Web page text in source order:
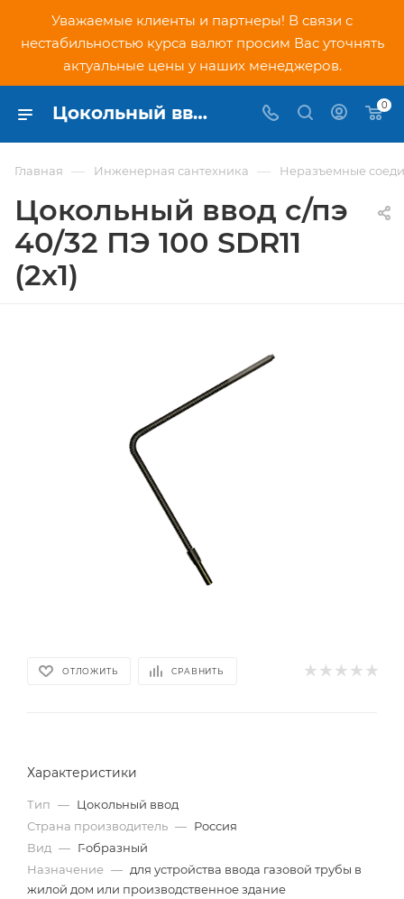
Уважаемые клиенты и партнеры! В связи с
нестабильностью курса валют просим Вас уточнять
актуальные цены у наших менеджеров.
Цокольный ввод с/пэ 40/32 ПЭ 100 SDR11 (2х1) - купить по низкой цене в Москве, интернет-магазин PNDtech.ru 0
Главная — Инженерная сантехника — Неразъемные
Цокольный ввод с/пэ
40/32 ПЭ 100 SDR11
(2х1)
ОТЛОЖИТЬ СРАВНИТЬ
Характеристики
Тип — Цокольный ввод
Страна производитель — Россия
Вид — Г-образный
Назначение — для устройства ввода газовой трубы в
жилой дом или производственное здание